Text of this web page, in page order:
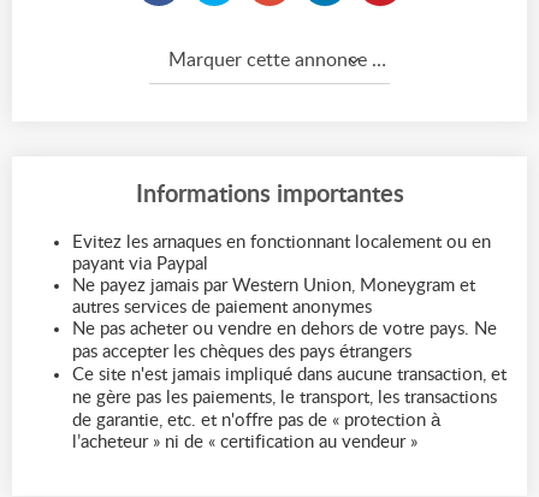
Marquer cette annonce comme...
Informations importantes
Evitez les arnaques en fonctionnant localement ou en
payant via Paypal
Ne payez jamais par Western Union, Moneygram et
autres services de paiement anonymes
Ne pas acheter ou vendre en dehors de votre pays. Ne
pas accepter les chèques des pays étrangers
Ce site n'est jamais impliqué dans aucune transaction, et
ne gère pas les paiements, le transport, les transactions
de garantie, etc. et n'offre pas de « protection à
l’acheteur » ni de « certification au vendeur »